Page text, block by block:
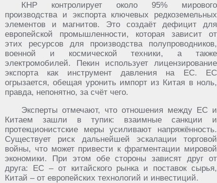
КНР контролирует около 95% мирового
производства и экспорта ключевых редкоземельных
элементов и магнитов. Это создаёт дефицит для
европейской промышленности, которая зависит от
этих ресурсов для производства полупроводников,
военной и космической техники, а также
электромобилей. Пекин использует лицензирование
экспорта как инструмент давления на ЕС. ЕС
огрызается, обещая уронить импорт из Китая в ноль,
правда, непонятно, за счёт чего.
Эксперты отмечают, что отношения между ЕС и
Китаем зашли в тупик: взаимные санкции и
протекционистские меры усиливают напряжённость.
Существует риск дальнейшей эскалации торговой
войны, что может привести к фрагментации мировой
экономики. При этом обе стороны зависят друг от
друга: ЕС – от китайского рынка и поставок сырья,
Китай – от европейских технологий и инвестиций.